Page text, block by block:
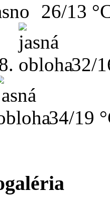
26/13
32/
34/19